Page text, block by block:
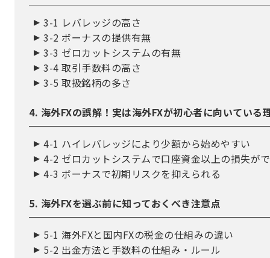
3-1 レバレッジの高さ
3-2 ボーナスの提供有無
3-3 ゼロカットシステムの有無
3-4 取引手数料の高さ
3-5 取扱銘柄の多さ
4. 海外FXの誤解！実は海外FXが初心者に向いている
4-1 ハイレバレッジにより少額から始めやすい
4-2 ゼロカットシステムで口座資金以上の損失が
4-3 ボーナスで初期リスクを抑えられる
5. 海外FXを選ぶ前に知っておくべき注意点
5-1 海外FXと国内FXの税金の仕組みの違い
5-2 出金方法と手数料の仕組み・ルール